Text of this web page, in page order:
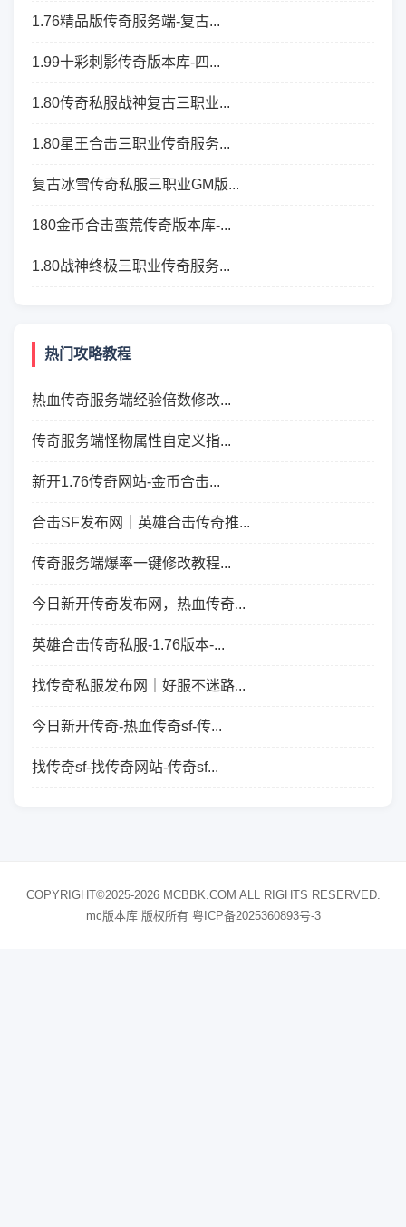
1.76精品版传奇服务端-复古...
1.99十彩刺影传奇版本库-四...
1.80传奇私服战神复古三职业...
1.80星王合击三职业传奇服务...
复古冰雪传奇私服三职业GM版...
180金币合击蛮荒传奇版本库-...
1.80战神终极三职业传奇服务...
热门攻略教程
热血传奇服务端经验倍数修改...
传奇服务端怪物属性自定义指...
新开1.76传奇网站-金币合击...
合击SF发布网｜英雄合击传奇推...
传奇服务端爆率一键修改教程...
今日新开传奇发布网，热血传奇...
英雄合击传奇私服-1.76版本-...
找传奇私服发布网｜好服不迷路...
今日新开传奇-热血传奇sf-传...
找传奇sf-找传奇网站-传奇sf...
COPYRIGHT©2025-2026 MCBBK.COM ALL RIGHTS RESERVED.
mc版本库 版权所有 粤ICP备2025360893号-3